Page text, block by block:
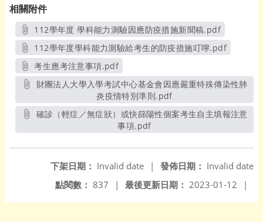
相關附件
112學年度 學科能力測驗因應防疫措施新聞稿.pdf
另開新視窗
112學年度學科能力測驗給考生的防疫措施叮嚀.pdf
考生應考注意事項.pdf
另開新視窗
炎疫情特別準則.pdf另開新視窗
事項.pdf另開新視窗
發佈日期： Invalid date
下架日期： Invalid date
|
最後更新日期： 2023-01-12 |
點閱數： 837 |